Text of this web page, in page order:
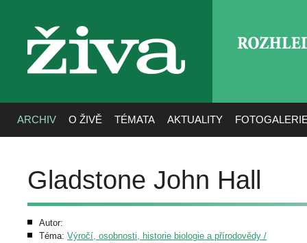
živa
ARCHIV O ŽIVĚ TÉMATA AKTUALITY
Gladstone John Hall
Autor:
Téma: Výročí, osobnosti, historie biologie a přírodovědy /